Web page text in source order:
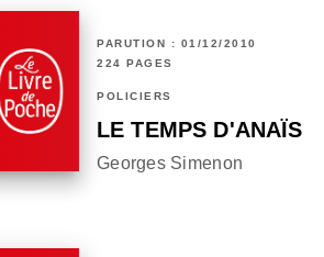
PARUTION : 01/12/2010
224 PAGES
POLICIERS
LE TEMPS D'ANAÏS
Georges Simenon